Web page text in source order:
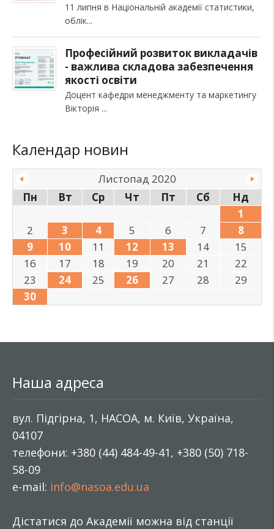
11 липня в Національній академії статистики,
облік
Професійний розвиток викладачів
- важлива складова забезпечення
якості освіти
Доцент кафедри менеджменту та маркетингу
Вікторія
Календар новин
Листопад 2020
Пн
Вт Ср Чт Пт Сб
Нд
1
2
3 4 5 6 7
8
9
10 11 12 13 14
15
16
17 18 19 20 21
22
23
24 25 26 27 28
29
30
Наша адреса
вул. Підгірна, 1, НАСОА, м. Київ, Україна,
04107
телефони: +380 (44) 484-49-41, +380 (50) 718-
58-09
e-mail: info@nasoa.edu.ua
Дістатися до Академії можна від станції